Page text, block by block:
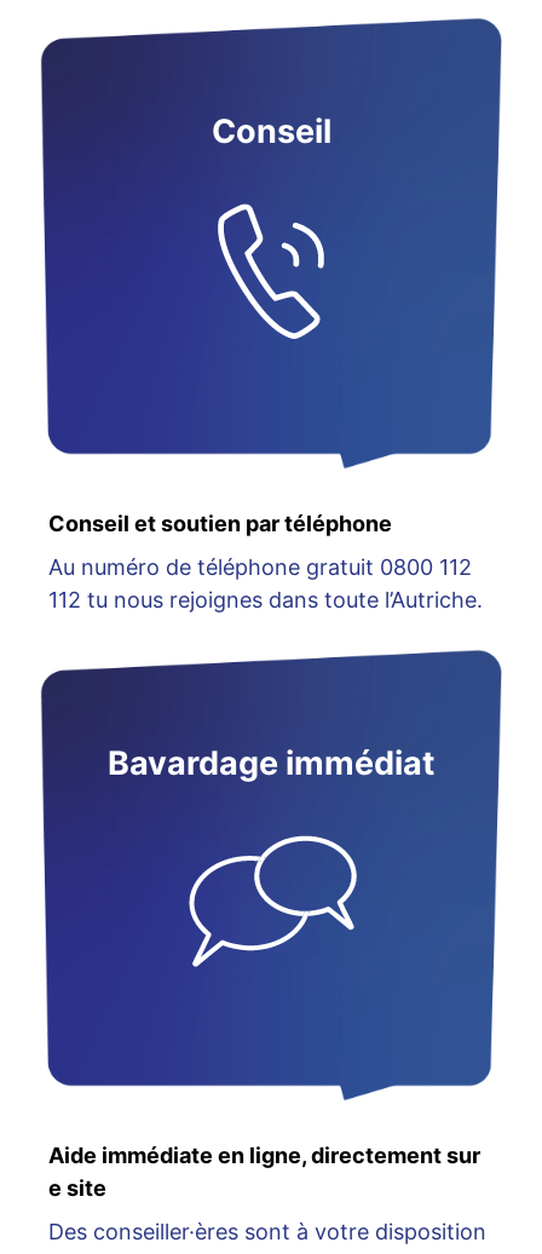
Conseil
Conseil et soutien par téléphone
Au numéro de téléphone gratuit 0800 112
112 tu nous rejoignes dans toute l’Autriche.
Bavardage immédiat
Aide immédiate en ligne, directement sur
e site
Des conseiller·ères sont à votre disposition